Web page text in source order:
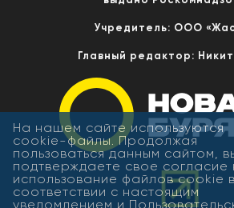
Учредитель: ООО
Главный редактор:
На нашем сайте используются
cookie-файлы. Продолжая
пользоваться данным сайтом,
подтверждаете свое согласие
использование файлов cookie в
соответствии с настоящим
уведомлением и